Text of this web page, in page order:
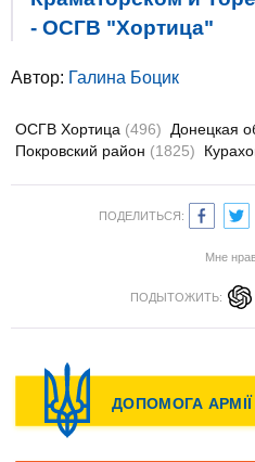
- ОСГВ "Хортица"
Автор: Галина Боцик
ОСГВ Хортица (496) Донецкая
Покровский район (1825)
ПОДЕЛИТЬСЯ:
Мне
ПОДЫТОЖИТЬ: